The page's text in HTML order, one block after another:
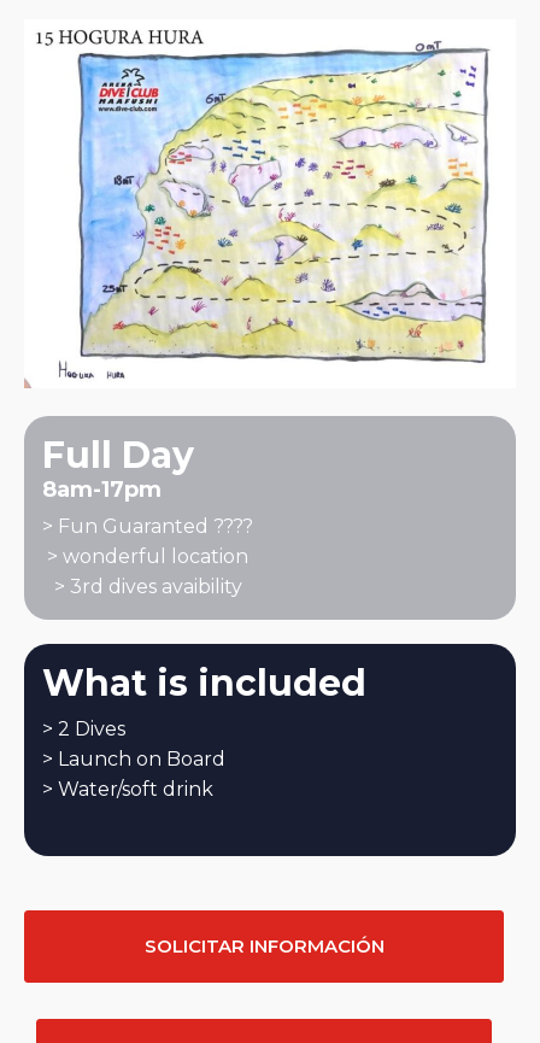
Full Day
8am-17pm
> Fun Guaranted ????
> wonderful location
> 3rd dives avaibility
What is included
> 2 Dives
> Launch on Board
> Water/soft drink
SOLICITAR INFORMACIÓN